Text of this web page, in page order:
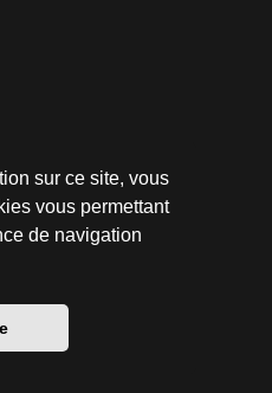
sur ce site, vous
vous permettant
de navigation
Software © phpBB Limited
officielle